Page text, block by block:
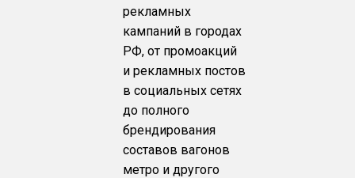
рекламных
кампаний в городах
РФ, от промоакций
и рекламных постов
в социальных сетях
до полного
брендирования
составов вагонов
метро и другого